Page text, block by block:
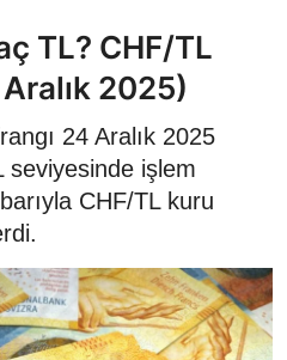
TL? CHF/TL
2025)
24 Aralık 2025
seviyesinde işlem
CHF/TL kuru